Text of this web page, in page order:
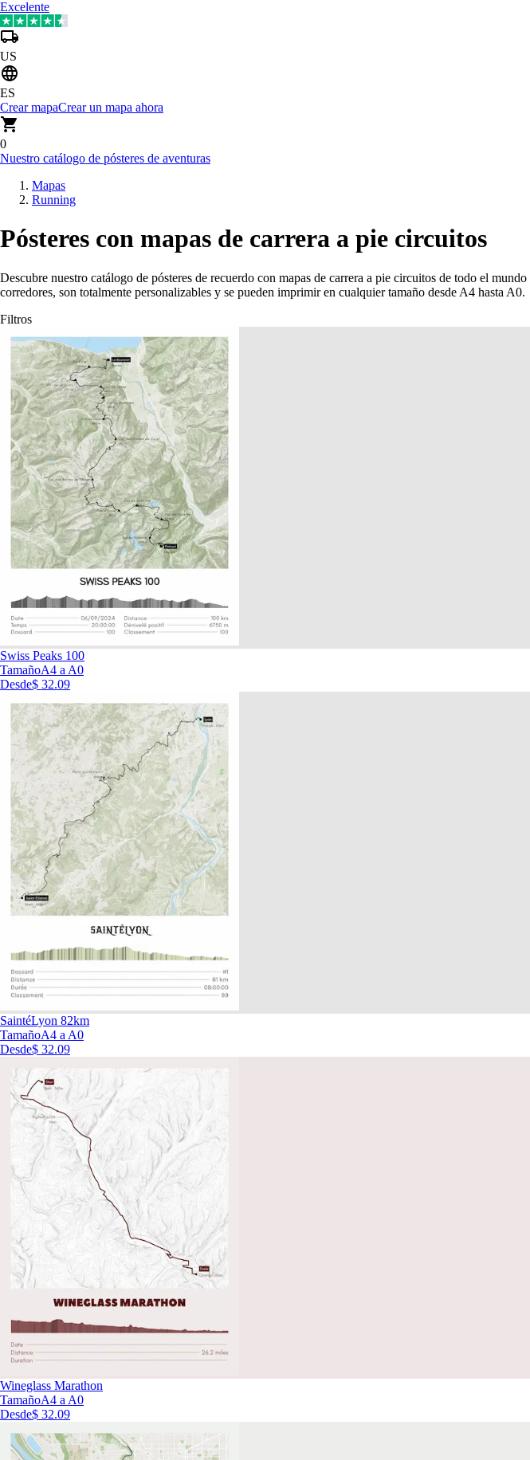
Excelente
US
ES
Crear mapaCrear un mapa ahora
0
Nuestro catálogo de pósteres de aventuras
Mapas
Running
Pósteres con mapas de carrera a pie circuitos
Descubre nuestro catálogo de pósteres de recuerdo con mapas de carrera a pie circuitos de todo el mundo
corredores, son totalmente personalizables y se pueden imprimir en cualquier tamaño desde A4 hasta A0.
Filtros
Swiss Peaks 100
TamañoA4 a A0
Desde$ 32.09
SaintéLyon 82km
TamañoA4 a A0
Desde$ 32.09
Wineglass Marathon
TamañoA4 a A0
Desde$ 32.09